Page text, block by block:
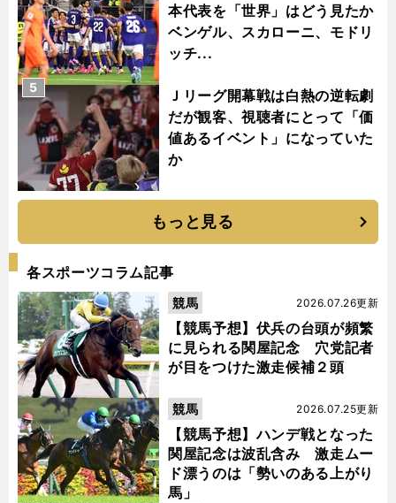
本代表を「世界」はどう見たか
ベンゲル、スカローニ、モドリ
ッチ...
Ｊリーグ開幕戦は白熱の逆転劇
だが観客、視聴者にとって「価
値あるイベント」になっていた
か
5
もっと見る
各スポーツコラム記事
【競馬予想】伏兵の台頭が頻繁
に見られる関屋記念 穴党記者
が目をつけた激走候補２頭
2026.07.26更新
競馬
【競馬予想】ハンデ戦となった
関屋記念は波乱含み 激走ムー
ド漂うのは「勢いのある上がり
馬」
2026.07.25更新
競馬